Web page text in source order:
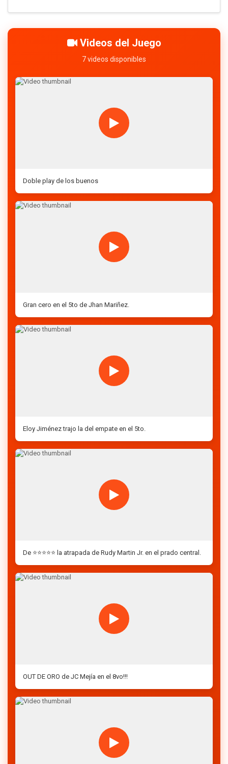
Videos del Juego
7 videos disponibles
Doble play de los buenos
Gran cero en el 5to de Jhan Mariñez.
Eloy Jiménez trajo la del empate en el 5to.
De ⭐️⭐️⭐️⭐️⭐️ la atrapada de Rudy Martin Jr. en el prado central.
OUT DE ORO de JC Mejía en el 8vo!!!